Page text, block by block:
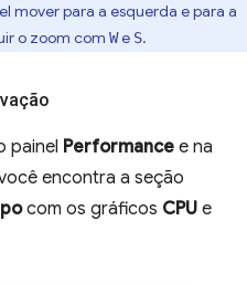
mover para a esquerda e para a
o zoom com We S.
painel Performance e na
encontra a seção
com os gráficos CPU e